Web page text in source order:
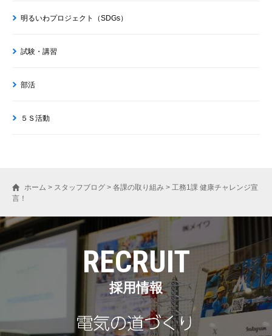
明るいわプロジェクト（SDGs）
試験・講習
部活
５Ｓ活動
ホーム > スタッフブログ > 各課の取り組み > 工務1課 健康チャレンジ宣
言！
RECRUIT
採用情報